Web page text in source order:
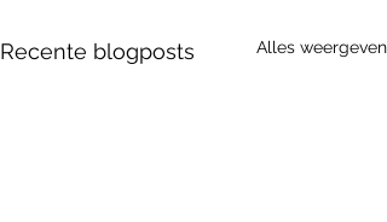
Recente blogposts Alles weergeven